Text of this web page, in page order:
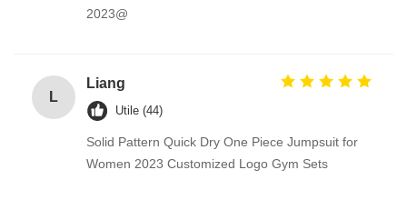
2023@
L
Liang
Utile (44)
Solid Pattern Quick Dry One Piece Jumpsuit for
Women 2023 Customized Logo Gym Sets